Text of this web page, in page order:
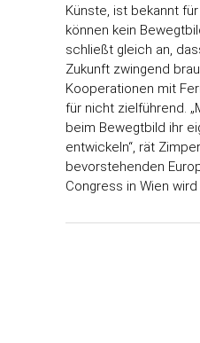
Künste, ist bekannt
können kein
schließt gleich an,
Zukunft zwingend
Kooperationen mit
für nicht zielführend.
beim Bewegtbild ihr
entwickeln“, rät
bevorstehenden
Congress in Wien